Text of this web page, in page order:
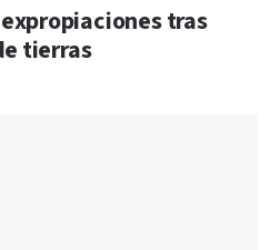
tras
tierras